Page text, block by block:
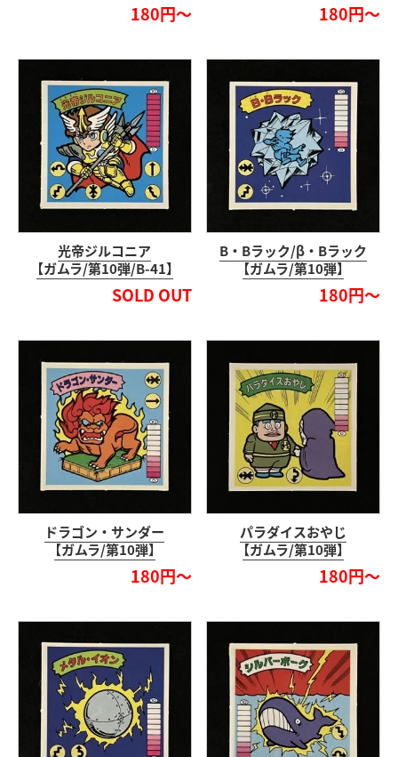
180円～ 180円～
光帝ジルコニア
【ガムラ/第10弾/B-41】
SOLD OUT
B・Bラック/β・Bラック
【ガムラ/第10弾】
180円～
ドラゴン・サンダー
【ガムラ/第10弾】
180円～
パラダイスおやじ
【ガムラ/第10弾】
180円～